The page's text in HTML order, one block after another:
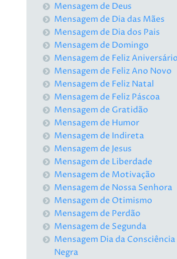
Mensagem de Deus
Mensagem de Dia das Mães
Mensagem de Dia dos Pais
Mensagem de Domingo
Mensagem de Feliz Aniversário
Mensagem de Feliz Ano Novo
Mensagem de Feliz Natal
Mensagem de Feliz Páscoa
Mensagem de Gratidão
Mensagem de Humor
Mensagem de Indireta
Mensagem de Jesus
Mensagem de Liberdade
Mensagem de Motivação
Mensagem de Nossa Senhora
Mensagem de Otimismo
Mensagem de Perdão
Mensagem de Segunda
Mensagem Dia da Consciência
Negra